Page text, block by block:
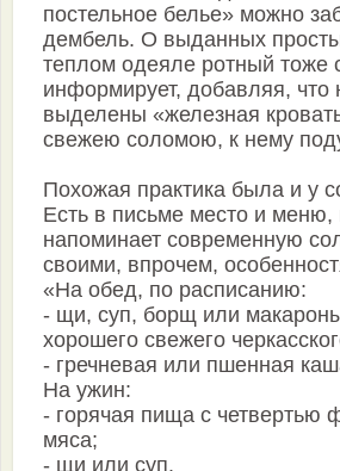
постельное белье» можно
дембель. О выданных
теплом одеяле ротный тоже
информирует, добавляя, что
выделены «железная
свежею соломою, к нему
Похожая практика была и у
Есть в письме место и меню,
напоминает современную
своими, впрочем,
«На обед, по расписанию:
- щи, суп, борщ или
хорошего свежего
- гречневая или пшенная
На ужин:
- горячая пища с четвертью
мяса;
- щи или суп.